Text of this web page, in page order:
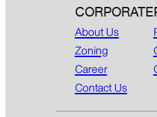
CORPORATE
About Us
Zoning
Career
Contact Us